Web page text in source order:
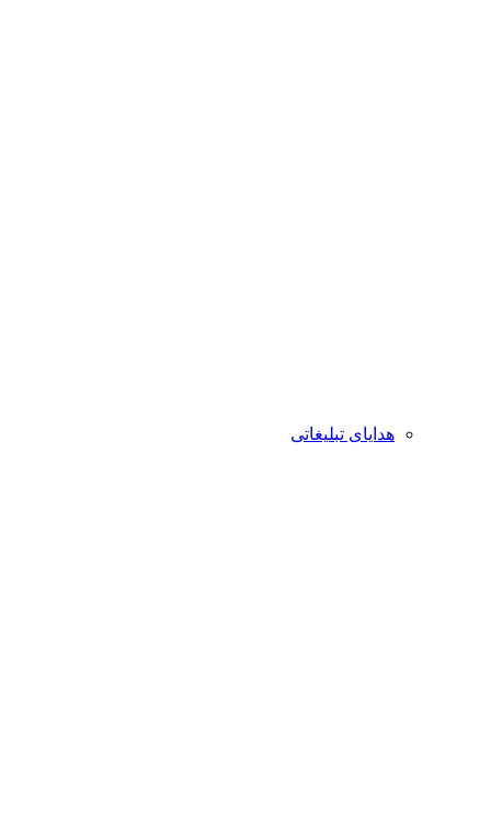
هدایای تبلیغاتی